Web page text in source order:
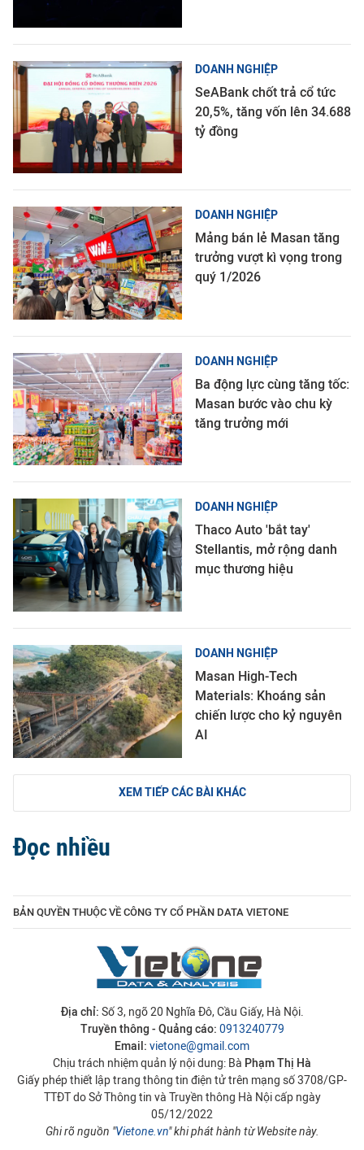
DOANH NGHIỆP
SeABank chốt trả cổ tức
20,5%, tăng vốn lên 34.688
tỷ đồng
DOANH NGHIỆP
Mảng bán lẻ Masan tăng
trưởng vượt kì vọng trong
quý 1/2026
DOANH NGHIỆP
Ba động lực cùng tăng tốc:
Masan bước vào chu kỳ
tăng trưởng mới
DOANH NGHIỆP
Thaco Auto 'bắt tay'
Stellantis, mở rộng danh
mục thương hiệu
DOANH NGHIỆP
Masan High-Tech
Materials: Khoáng sản
chiến lược cho kỷ nguyên
AI
XEM TIẾP CÁC BÀI KHÁC
Đọc nhiều
BẢN QUYỀN THUỘC VỀ CÔNG TY CỔ PHẦN DATA VIETONE
Địa chỉ: Số 3, ngõ 20 Nghĩa Đô, Cầu Giấy, Hà Nội.
Truyền thông - Quảng cáo: 0913240779
Email: vietone@gmail.com
Chịu trách nhiệm quản lý nội dung: Bà Phạm Thị Hà
Giấy phép thiết lập trang thông tin điện tử trên mạng số 3708/GP-
TTĐT do Sở Thông tin và Truyền thông Hà Nội cấp ngày
05/12/2022
Ghi rõ nguồn "Vietone.vn" khi phát hành từ Website này.